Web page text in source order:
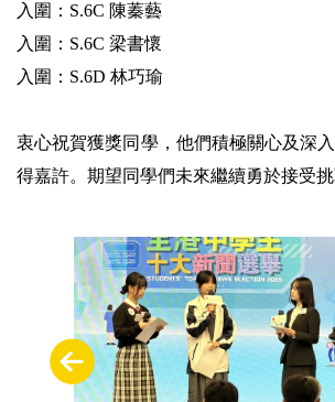
入圍：S.6C 陳蓁藝
入圍：S.6C 梁書懷
入圍：S.6D 林巧瑜
衷心祝賀獲獎同學，他們積極關心及深
得嘉許。期望同學們未來繼續勇於接受挑